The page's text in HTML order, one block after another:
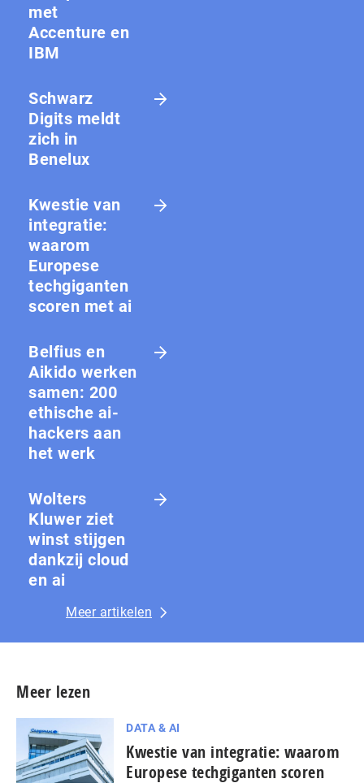
met
Accenture en
IBM
Schwarz
Digits meldt
zich in
Benelux
Kwestie van
integratie:
waarom
Europese
techgiganten
scoren met ai
Belfius en
Aikido werken
samen: 200
ethische ai-
hackers aan
het werk
Wolters
Kluwer ziet
winst stijgen
dankzij cloud
en ai
Meer artikelen
Meer lezen
DATA & AI
Kwestie van integratie: waarom
Europese techgiganten scoren